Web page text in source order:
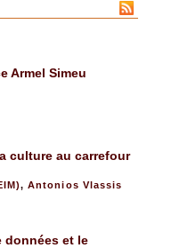
Armel Simeu
culture au carrefour
,Antonios Vlassis
données et le